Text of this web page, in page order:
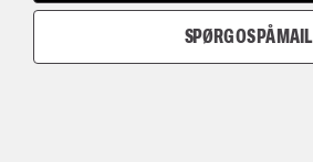
SPØRG OS PÅ MAIL